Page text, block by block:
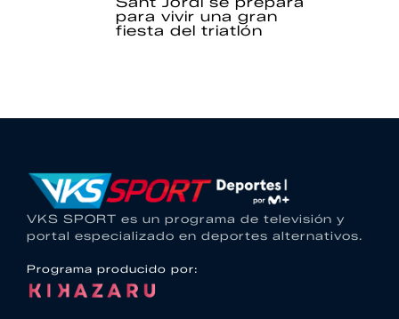
para vivir una gran
fiesta del triatlón
VKS SPORT es un programa de televisión y
portal especializado en deportes alternativos.
Programa producido por: